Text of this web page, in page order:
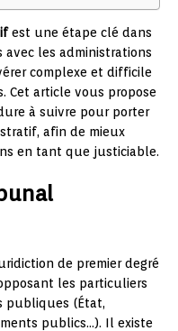
est une étape clé dans
les administrations
complexe et difficile
Cet article vous propose
à suivre pour porter
afin de mieux
en tant que justiciable.
de premier degré
les particuliers
publiques (État,
publics…). Il existe